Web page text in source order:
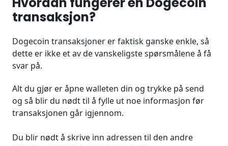
transaksjon?
Dogecoin transaksjoner er faktisk ganske enkle, så
dette er ikke et av de vanskeligste spørsmålene å få
svar på.
Alt du gjør er åpne walleten din og trykke på send
og så blir du nødt til å fylle ut noe informasjon før
transaksjonen går igjennom.
Du blir nødt å skrive inn adressen til den andre